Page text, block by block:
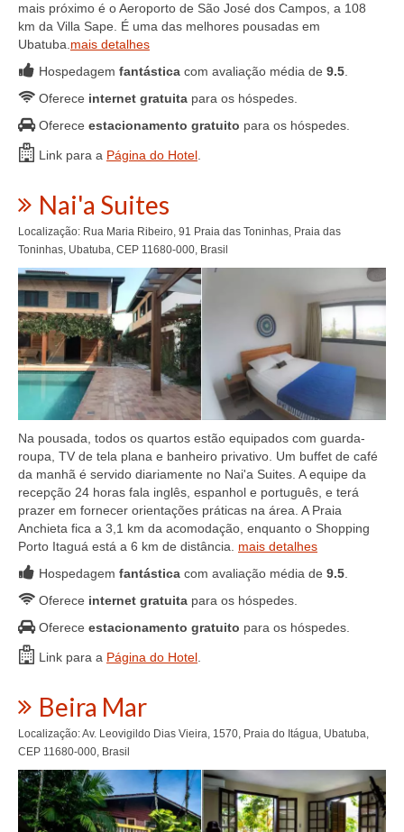
mais próximo é o Aeroporto de São José dos Campos, a 108
km da Villa Sape. É uma das melhores pousadas em
Ubatuba. mais detalhes
Hospedagem fantástica com avaliação média de 9.5
Oferece internet gratuita para os hóspedes.
Oferece estacionamento gratuito para os hóspedes.
Link para a Página do Hotel
Nai'a Suites
Localização: Rua Maria Ribeiro, 91 Praia das Toninhas, Praia das
Toninhas, Ubatuba, CEP 11680-000, Brasil
Na pousada, todos os quartos estão equipados com guarda-
roupa, TV de tela plana e banheiro privativo. Um buffet de café
da manhã é servido diariamente no Nai'a Suites. A equipe da
recepção 24 horas fala inglês, espanhol e português, e terá
prazer em fornecer orientações práticas na área. A Praia
Anchieta fica a 3,1 km da acomodação, enquanto o Shopping
Porto Itaguá está a 6 km de distância. mais detalhes
Hospedagem fantástica com avaliação média de 9.5
Oferece internet gratuita para os hóspedes.
Oferece estacionamento gratuito para os hóspedes.
Link para a Página do Hotel
Beira Mar
Localização: Av. Leovigildo Dias Vieira, 1570, Praia do Itágua, Ubatuba,
CEP 11680-000, Brasil